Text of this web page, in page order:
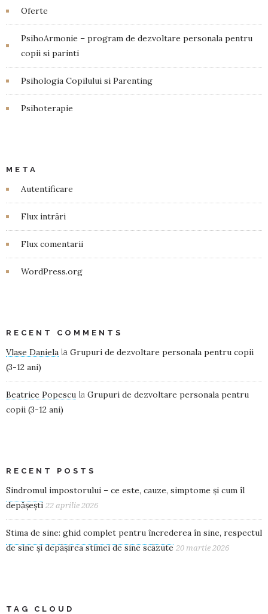
Oferte
PsihoArmonie – program de dezvoltare personala pentru
copii si parinti
Psihologia Copilului si Parenting
Psihoterapie
META
Autentificare
Flux intrări
Flux comentarii
WordPress.org
RECENT COMMENTS
Vlase Daniela la Grupuri de dezvoltare personala pentru copii
(3-12 ani)
Beatrice Popescu la Grupuri de dezvoltare personala pentru
copii (3-12 ani)
RECENT POSTS
Sindromul impostorului – ce este, cauze, simptome și cum îl
depășești 22 aprilie 2026
Stima de sine: ghid complet pentru încrederea în sine, respectul
de sine și depășirea stimei de sine scăzute 20 martie 2026
TAG CLOUD